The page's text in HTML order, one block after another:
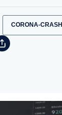
CORONA-CRASH